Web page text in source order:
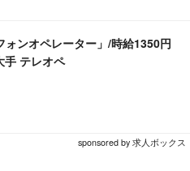
ォンオペレーター」/時給1350円
手 テレオペ
sponsored by 求人ボックス